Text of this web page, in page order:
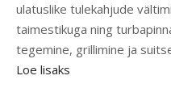
ulatuslike tulekahjude
taimestikuga ning
tegemine, grillimine ja
Loe lisaks